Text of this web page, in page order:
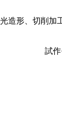
光造形、切削加
試